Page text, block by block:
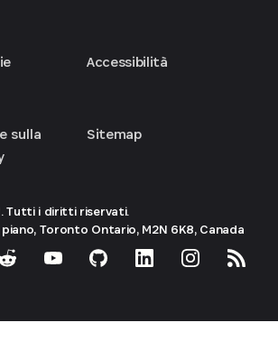
sulla
Accessibilità
Sitemap
Tutti i diritti riservati.
piano, Toronto Ontario, M2N 6K8, Canada